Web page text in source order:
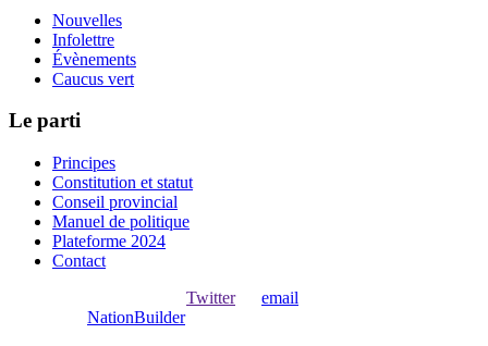
Nouvelles
Infolettre
Évènements
Caucus vert
Le parti
Principes
Constitution et statut
Conseil provincial
Manuel de politique
Plateforme 2024
Contact
Twitterou email
NationBuilder